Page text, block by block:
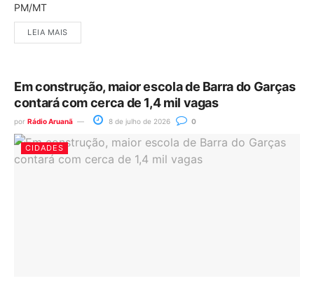
PM/MT
LEIA MAIS
Em construção, maior escola de Barra do Garças
contará com cerca de 1,4 mil vagas
por Rádio Aruanã 8 de julho de 2026 0
CIDADES